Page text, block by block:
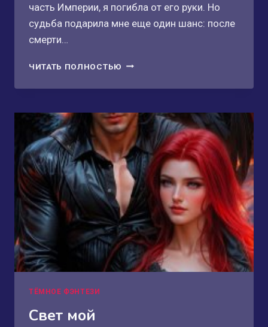
часть Империи, я погибла от его руки. Но
судьба подарила мне еще один шанс: после
смерти…
ЧИТАТЬ ПОЛНОСТЬЮ ИЗ
РЫЦАРЯ
НЕВЕСТУ
ТИРАНА
ТЁМНОЕ ФЭНТЕЗИ
Свет мой